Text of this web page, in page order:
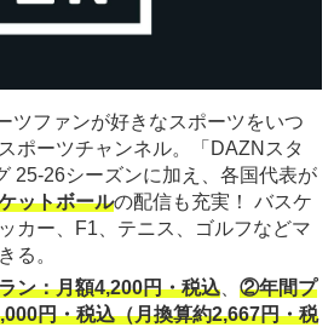
ツファンが好きなスポーツをいつ
ポーツチャンネル。「DAZNスタ
25-26シーズンに加え、各国代表が
ットボールの配信も充実！ バスケ
カー、F1、テニス、ゴルフなどマ
る。
ン：月額4,200円・税込
②年間プ
円・税込（月換算約2,667円・税